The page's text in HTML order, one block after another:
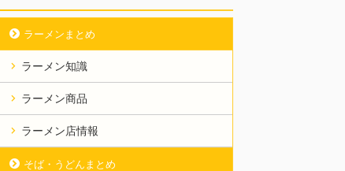
ラーメンまとめ
ラーメン知識
ラーメン商品
ラーメン店情報
そば・うどんまとめ